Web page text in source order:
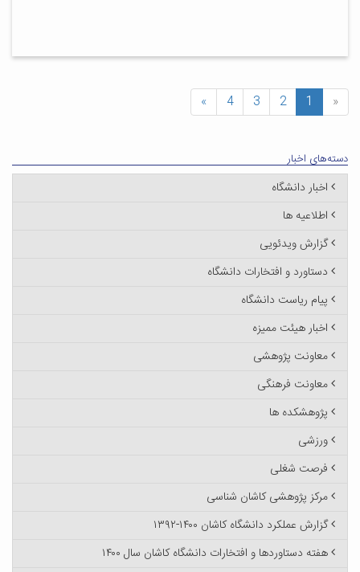
«
1
2
3
4
»
دسته‌های اخبار
اخبار دانشگاه
اطلاعیه ها
گزارش ویدئویی
دستاورد و افتخارات دانشگاه
پیام ریاست دانشگاه
اخبار هیئت ممیزه
معاونت پژوهشی
معاونت فرهنگی
پژوهشکده ها
ورزشی
فرصت شغلی
مرکز پژوهشی کاشان شناسی
گزارش عملکرد دانشگاه کاشان ۱۴۰۰-۱۳۹۲
هفته دستاوردها و افتخارات دانشگاه کاشان سال ۱۴۰۰